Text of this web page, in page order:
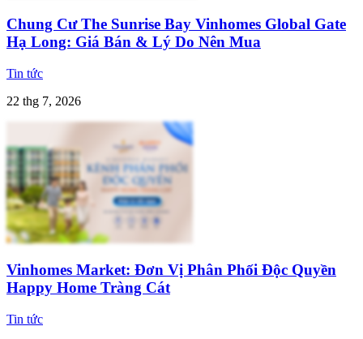
Chung Cư The Sunrise Bay Vinhomes Global Gate
Hạ Long: Giá Bán & Lý Do Nên Mua
Tin tức
22 thg 7, 2026
Vinhomes Market: Đơn Vị Phân Phối Độc Quyền
Happy Home Tràng Cát
Tin tức